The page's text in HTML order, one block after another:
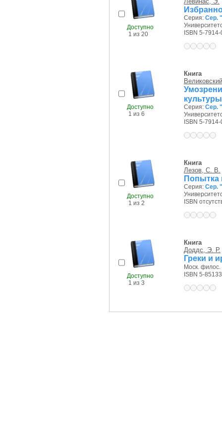
Доступно
1 из 20
Серия: Сер.
ISBN 5-
Доступно
1 из 6
Книга
культуры
Серия: Сер.
ISBN 5-
Доступно
1 из 2
Книга
Лезов, С. В.
Попытка
Серия: Сер.
ISBN
Доступно
1 из 3
Книга
Доддс, Э. Р.
Греки и
Моск. филос.
ISBN 5-